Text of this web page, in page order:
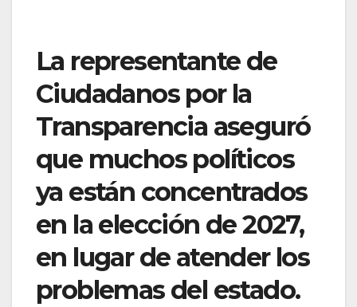
La representante de
Ciudadanos por la
Transparencia aseguró
que muchos políticos
ya están concentrados
en la elección de 2027,
en lugar de atender los
problemas del estado.